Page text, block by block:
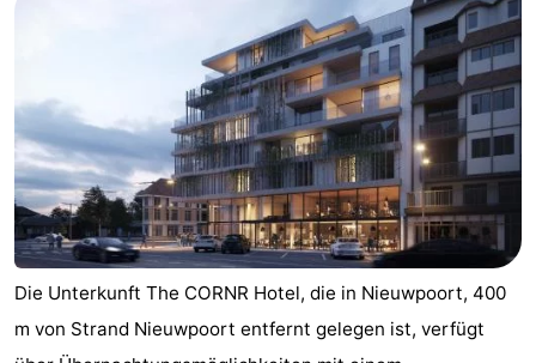
Die Unterkunft The CORNR Hotel, die in Nieuwpoort, 400
m von Strand Nieuwpoort entfernt gelegen ist, verfügt